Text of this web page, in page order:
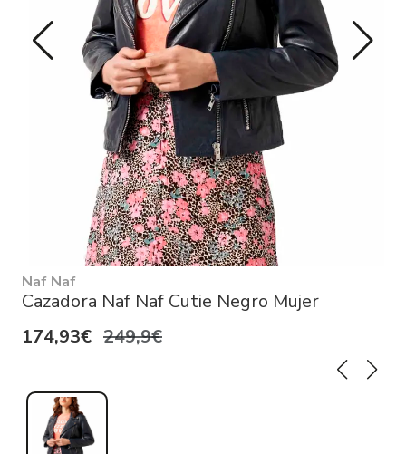
Naf Naf
Cazadora Naf Naf Cutie Negro Mujer
174,93€ 249,9€